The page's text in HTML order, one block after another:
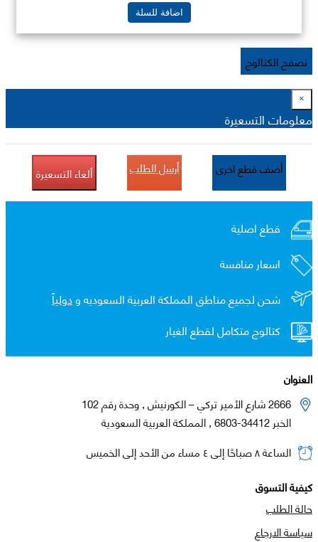
اضافة للسلة
تصفح الكتالوج
×
معلومات التسعيرة
أضف قطع اخرى أرسل الطلب ألغاء التسعيرة
قطع اصلية
اسعار منافسة
شحن لجميع مناطق المملكة العربية السعوديه ودولياً
كتالوج متكامل لقطع الغيار
العنوان
2666 شارع الأمير تركي – الكورنيش , وحدة رقم 102
الخبر 34412-6803 , المملكة العربية السعودية
الساعة ٨ صباحًا إلى ٤ مساء من الأحد إلى الخميس
كيفية التسوق
حالة الطلب
سياسة الارجاع